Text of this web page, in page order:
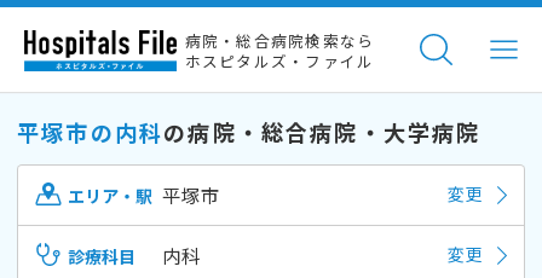
病院・総合病院検索なら
ホスピタルズ・ファイル
平塚市の内科の病院・総合病院・大学病院
エリア・駅 平塚市 変更
診療科目 内科 変更